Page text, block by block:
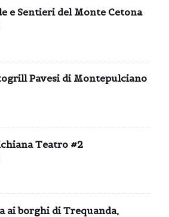
e Sentieri del Monte Cetona
Pavesi di Montepulciano
Teatro #2
ai borghi di Trequanda,